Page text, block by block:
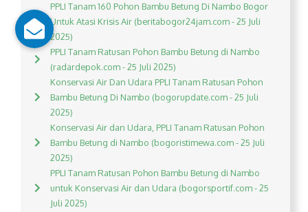
PPLI Tanam 160 Pohon Bambu Betung Di Nambo Bogor
Untuk Atasi Krisis Air (beritabogor24jam.com - 25 Juli
2025)
PPLI Tanam Ratusan Pohon Bambu Betung di Nambo
(radardepok.com - 25 Juli 2025)
Konservasi Air Dan Udara PPLI Tanam Ratusan Pohon
Bambu Betung Di Nambo (bogorupdate.com - 25 Juli
2025)
Konservasi Air dan Udara, PPLI Tanam Ratusan Pohon
Bambu Betung di Nambo (bogoristimewa.com - 25 Juli
2025)
PPLI Tanam Ratusan Pohon Bambu Betung di Nambo
untuk Konservasi Air dan Udara (bogorsportif.com - 25
Juli 2025)